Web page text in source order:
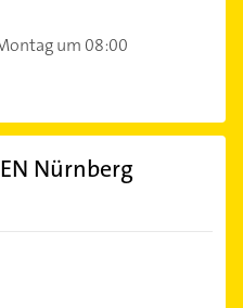
um 08:00
Nürnberg